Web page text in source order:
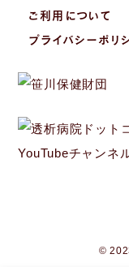
ご利用について
プライバシーポリ
©